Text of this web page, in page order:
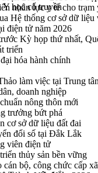
nhân lực y tế cho trạm
Hệ thống cơ sở dữ liệu
điện tử năm 2026
Kỳ họp thứ nhất,
triển
hóa hành chính
làm việc tại Trung
doanh nghiệp
nông thôn mới
trưởng bứt phá
cơ sở dữ liệu đất đai
đổi số tại Đắk Lắk
viên điện tử
thủy sản bền vững
bộ, công chức cấp xã
Y học cổ truyền